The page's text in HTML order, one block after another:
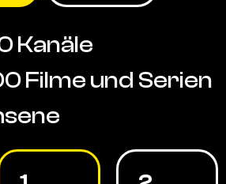
Kanäle
Filme und Serien